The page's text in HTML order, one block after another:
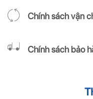
Chính sách vận
Chính sách bảo